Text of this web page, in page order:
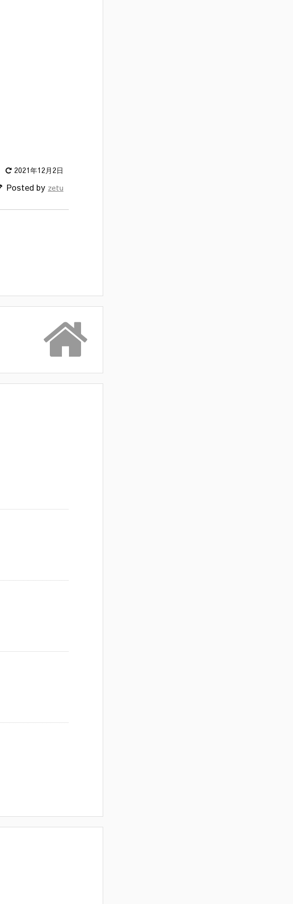
2021年12月2日
Posted by zetu